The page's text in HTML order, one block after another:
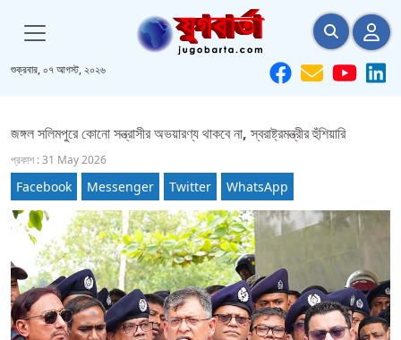
শুক্রবার, ০৭ আগস্ট, ২০২৬
জঙ্গল সলিমপুরে কোনো সন্ত্রাসীর অভয়ারণ্য থাকবে না, স্বরাষ্ট্রমন্ত্রীর হুঁশিয়ারি
প্রকাশ : 31 May 2026
Facebook Messenger Twitter WhatsApp